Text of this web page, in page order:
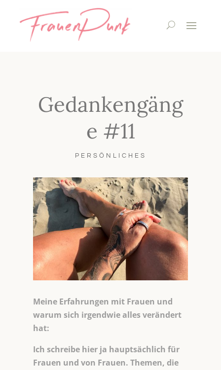
Gedankengäng
e #11
PERSÖNLICHES
Meine Erfahrungen mit Frauen und
warum sich irgendwie alles verändert
hat:
Ich schreibe hier ja hauptsächlich für
Frauen und von Frauen. Themen, die